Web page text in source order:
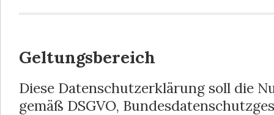
Geltungsbereich
Diese Datenschutzerklärung soll die
gemäß DSGVO,